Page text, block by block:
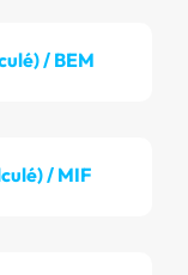
/ BEM
/ MIF